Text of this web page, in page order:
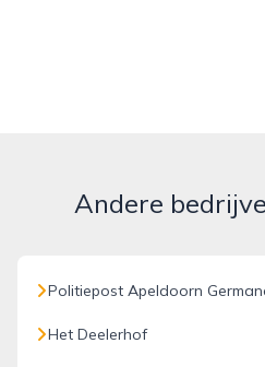
Andere
Politiepost Apeldoorn
Het Deelerhof